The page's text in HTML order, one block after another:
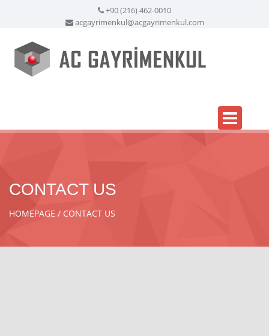
+90 (216) 462-0010
acgayrimenkul@acgayrimenkul.com
CONTACT US
HOMEPAGE CONTACT US